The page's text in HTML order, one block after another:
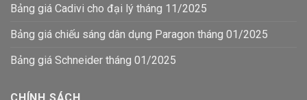
Bảng giá Cadivi cho đại lý tháng 11/2025
Bảng giá chiếu sáng dân dụng Paragon tháng 01/2025
Bảng giá Schneider tháng 01/2025
CHÍNH SÁCH